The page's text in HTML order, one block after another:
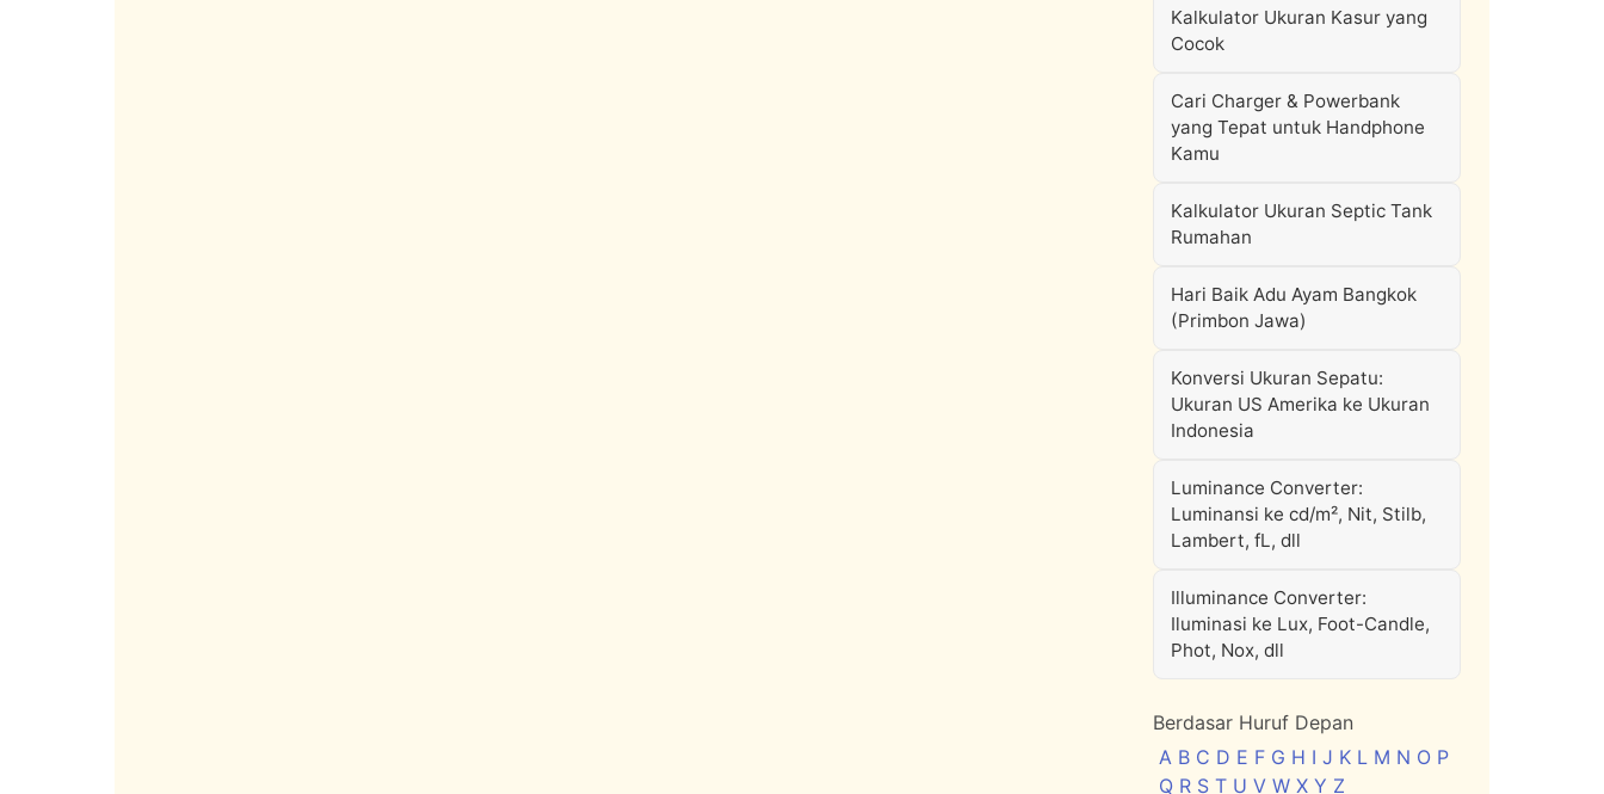
Kalkulator Ukuran Kasur yang
Cocok
Cari Charger & Powerbank
yang Tepat untuk Handphone
Kamu
Kalkulator Ukuran Septic Tank
Rumahan
Hari Baik Adu Ayam Bangkok
(Primbon Jawa)
Konversi Ukuran Sepatu:
Ukuran US Amerika ke Ukuran
Indonesia
Luminance Converter:
Luminansi ke cd/m², Nit, Stilb,
Lambert, fL, dll
Illuminance Converter:
Iluminasi ke Lux, Foot-Candle,
Phot, Nox, dll
Berdasar Huruf Depan
A B C D E F G H I J K L M N O P
Q R S T U V W X Y Z